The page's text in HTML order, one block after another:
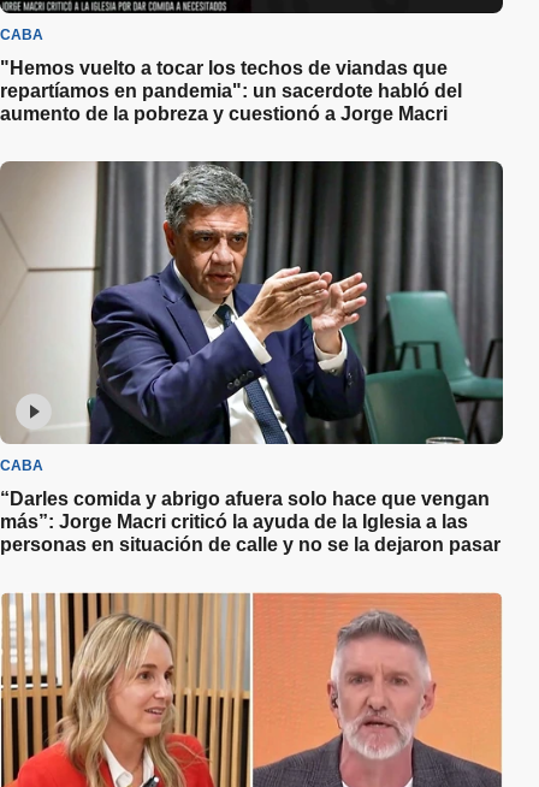
CABA
"Hemos vuelto a tocar los techos de viandas que
repartíamos en pandemia": un sacerdote habló del
aumento de la pobreza y cuestionó a Jorge Macri
CABA
“Darles comida y abrigo afuera solo hace que vengan
más”: Jorge Macri criticó la ayuda de la Iglesia a las
personas en situación de calle y no se la dejaron pasar